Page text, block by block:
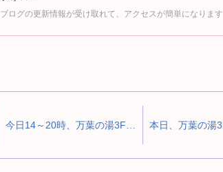
ブログの更新情報が受け取れて、アクセスが簡単になります